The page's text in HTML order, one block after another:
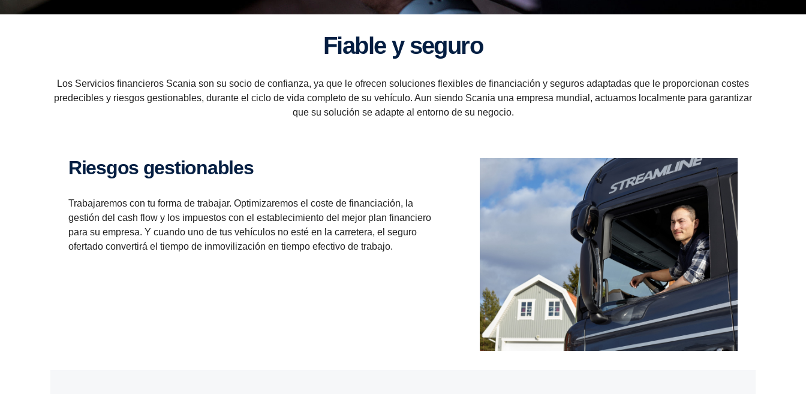
Fiable y seguro
Los Servicios financieros Scania son su socio de confianza, ya que le ofrecen soluciones flexibles de financiación y seguros adaptadas que le proporcionan costes
predecibles y riesgos gestionables, durante el ciclo de vida completo de su vehículo. Aun siendo Scania una empresa mundial, actuamos localmente para garantizar
que su solución se adapte al entorno de su negocio.
Riesgos gestio­na­bles
Trabajaremos con tu forma de trabajar. Optimizaremos el coste de financiación, la
gestión del cash flow y los impuestos con el establecimiento del mejor plan financiero
para su empresa. Y cuando uno de tus vehículos no esté en la carretera, el seguro
ofertado convertirá el tiempo de inmovilización en tiempo efectivo de trabajo.